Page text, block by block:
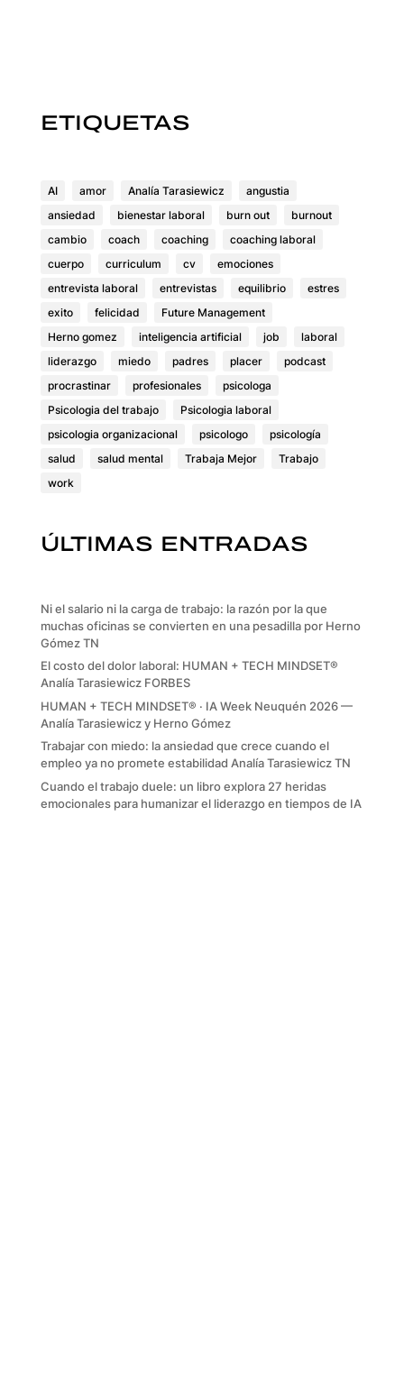
ETIQUETAS
AI amor Analía Tarasiewicz
angustia
ansiedad
bienestar laboral burn out
burnout
cambio
coach coaching
coaching laboral
cuerpo
curriculum cv
emociones
entrevista laboral
entrevistas equilibrio
estres
exito
felicidad
Future Management
Herno gomez
inteligencia artificial job
laboral
liderazgo
miedo padres placer
podcast
procrastinar
profesionales
psicologa
Psicologia del trabajo
Psicologia laboral
psicologia organizacional
psicologo
psicología
salud
salud mental Trabaja Mejor
Trabajo
work
ÚLTIMAS ENTRADAS
Ni el salario ni la carga de trabajo: la razón por la que
muchas oficinas se convierten en una pesadilla por Herno
Gómez TN
El costo del dolor laboral: HUMAN + TECH MINDSET®
Analía Tarasiewicz FORBES
HUMAN + TECH MINDSET® · IA Week Neuquén 2026 —
Analía Tarasiewicz y Herno Gómez
Trabajar con miedo: la ansiedad que crece cuando el
empleo ya no promete estabilidad Analía Tarasiewicz TN
Cuando el trabajo duele: un libro explora 27 heridas
emocionales para humanizar el liderazgo en tiempos de IA